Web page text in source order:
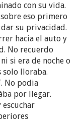
con su vida.
eso primero
su privacidad.
hacia el auto y
No recuerdo
si era de noche o
solo lloraba.
No podia
por llegar.